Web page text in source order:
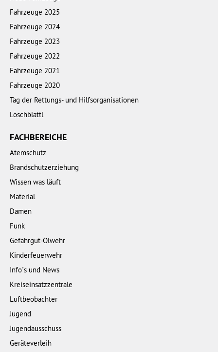
Fahrzeuge 2025
Fahrzeuge 2024
Fahrzeuge 2023
Fahrzeuge 2022
Fahrzeuge 2021
Fahrzeuge 2020
Tag der Rettungs- und Hilfsorganisationen
Löschblattl
FACHBEREICHE
Atemschutz
Brandschutzerziehung
Wissen was läuft
Material
Damen
Funk
Gefahrgut-Ölwehr
Kinderfeuerwehr
Info´s und News
Kreiseinsatzzentrale
Luftbeobachter
Jugend
Jugendausschuss
Geräteverleih